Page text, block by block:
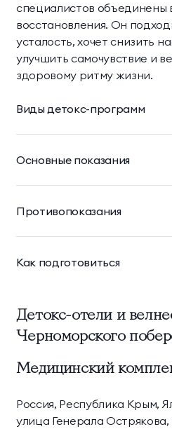
специалистов
восстановления. Он
усталость, хочет снизить
улучшить самочувствие и
здоровому ритму жизни.
Виды детокс-программ
Основные показания
Противопоказания
Как подготовиться
Детокс-отели и
Черноморского
Медицинский
Россия, Республика Крым,
улица Генерала Острякова,